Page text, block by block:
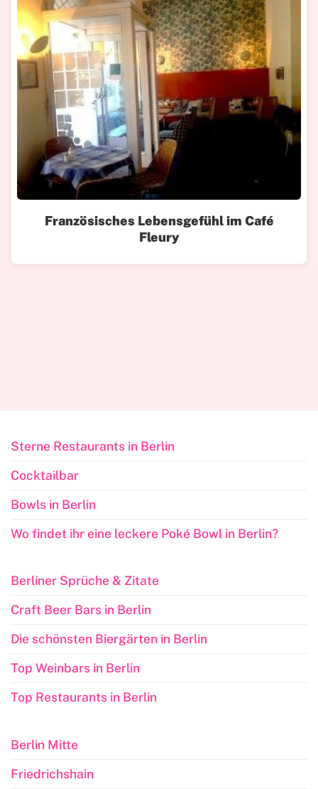
Französisches Lebensgefühl im Café
Fleury
Sterne Restaurants in Berlin
Cocktailbar
Bowls in Berlin
Wo findet ihr eine leckere Poké Bowl in Berlin?
Berliner Sprüche & Zitate
Craft Beer Bars in Berlin
Die schönsten Biergärten in Berlin
Top Weinbars in Berlin
Top Restaurants in Berlin
Berlin Mitte
Friedrichshain